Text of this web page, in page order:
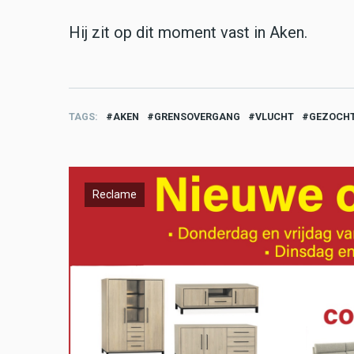
Hij zit op dit moment vast in Aken.
TAGS AKEN GRENSOVERGANG VLUCHT
Reclame